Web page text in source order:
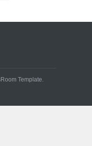
Template.